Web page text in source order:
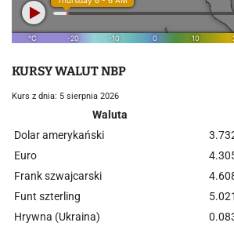
KURSY WALUT NBP
Kurs z dnia: 5 sierpnia 2026
Waluta
Dolar amerykański
Euro
Frank szwajcarski
Funt szterling
Hrywna (Ukraina)